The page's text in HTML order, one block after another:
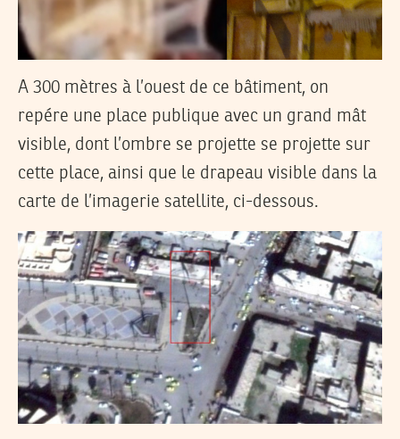
A 300 mètres à l’ouest de ce bâtiment, on
repére une place publique avec un grand mât
visible, dont l’ombre se projette se projette sur
cette place, ainsi que le drapeau visible dans la
carte de l’imagerie satellite, ci-dessous.